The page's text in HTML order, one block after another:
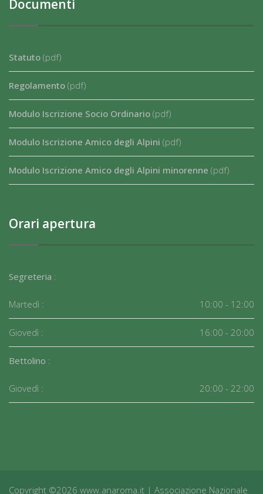
Documenti
Statuto (pdf)
Regolamento (pdf)
Modulo Iscrizione Socio Ordinario (pdf)
Modulo Iscrizione Amico degli Alpini (pdf)
Modulo Iscrizione Amico degli Alpini minorenne (pdf)
Orari apertura
Segreteria :
Martedì : 10:00 - 12:00
Giovedì : 16:00 - 20:00
Bettolino :
Giovedì : 20:00 - 22:00
Copyright ©2026 www.anaroma.it | Associazione Nazionale